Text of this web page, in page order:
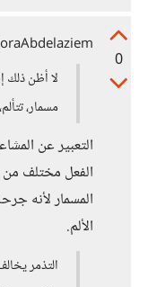
0
لا أظن ذلك
مسمار،
التعبير عن
الفعل مختلف
المسمار لأنه
الألم.
التذمر